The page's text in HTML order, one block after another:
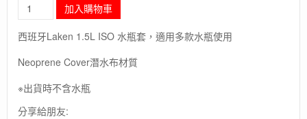
毛
象-
西
班
牙
【Laken】
Iso
bag
加入購物車
西班牙Laken 1.5L ISO 水瓶套，適用多款水瓶使用
Neoprene Cover潛水布材質
※出貨時不含水瓶
分享給朋友: